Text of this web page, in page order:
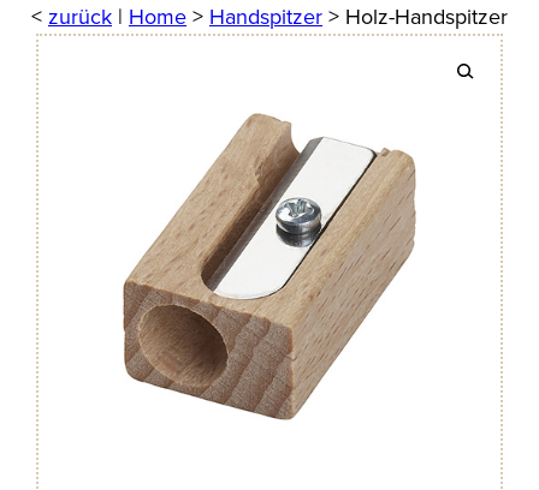
< zurück | Home> Handspitzer> Holz-Handspitzer